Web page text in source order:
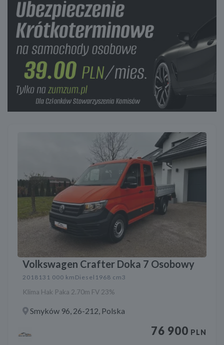
Volkswagen Crafter Doka 7 Osobowy
2018 131 000 km Diesel 1968 cm3
Klima Hak Paka 2.70m FV 23%
Smyków 96, 26-212, Polska
76 900 PLN